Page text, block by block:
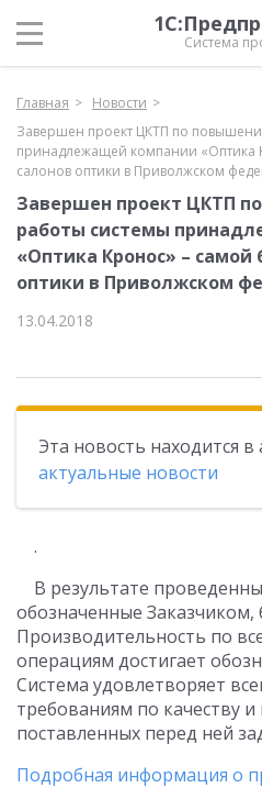
Система
Главная
Новости
Завершен проект ЦКТП по
принадлежащей компании «Оптика
салонов оптики в Приволжском
Завершен проект ЦКТП
работы системы
«Оптика Кронос» –
оптики в Приволжском
13.04.2018
Эта новость находится
актуальные новости
.
В результате
обозначенные Заказчиком,
Производительность по
операциям достигает
Система удовлетворяет
требованиям по качеству
поставленных перед ней
Подробная информация о